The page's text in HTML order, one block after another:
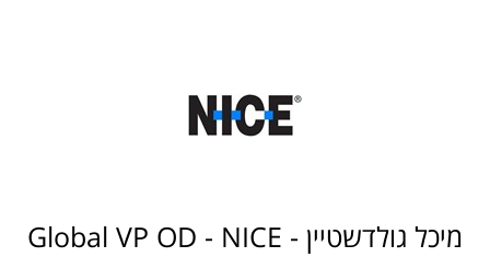
מיכל גולדשטיין - Global VP OD - NICE